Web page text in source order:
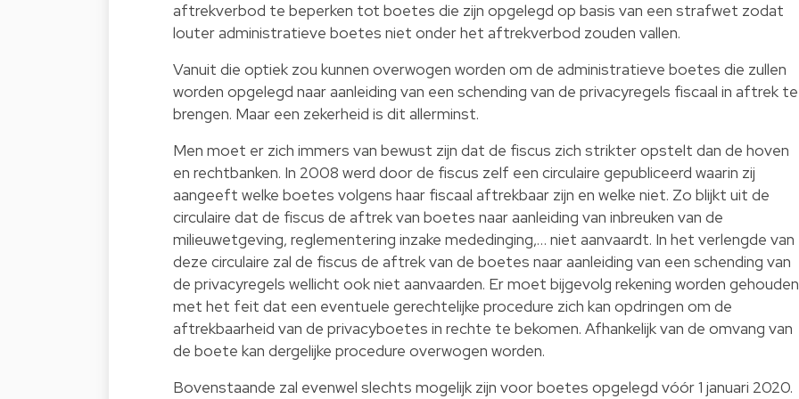
aftrekverbod te beperken tot boetes die zijn opgelegd op basis van een strafwet zodat
louter administratieve boetes niet onder het aftrekverbod zouden vallen.
Vanuit die optiek zou kunnen overwogen worden om de administratieve boetes die zullen
worden opgelegd naar aanleiding van een schending van de privacyregels fiscaal in aftrek te
brengen. Maar een zekerheid is dit allerminst.
Men moet er zich immers van bewust zijn dat de fiscus zich strikter opstelt dan de hoven
en rechtbanken. In 2008 werd door de fiscus zelf een circulaire gepubliceerd waarin zij
aangeeft welke boetes volgens haar fiscaal aftrekbaar zijn en welke niet. Zo blijkt uit de
circulaire dat de fiscus de aftrek van boetes naar aanleiding van inbreuken van de
milieuwetgeving, reglementering inzake mededinging,… niet aanvaardt. In het verlengde van
deze circulaire zal de fiscus de aftrek van de boetes naar aanleiding van een schending van
de privacyregels wellicht ook niet aanvaarden. Er moet bijgevolg rekening worden gehouden
met het feit dat een eventuele gerechtelijke procedure zich kan opdringen om de
aftrekbaarheid van de privacyboetes in rechte te bekomen. Afhankelijk van de omvang van
de boete kan dergelijke procedure overwogen worden.
Bovenstaande zal evenwel slechts mogelijk zijn voor boetes opgelegd vóór 1 januari 2020.